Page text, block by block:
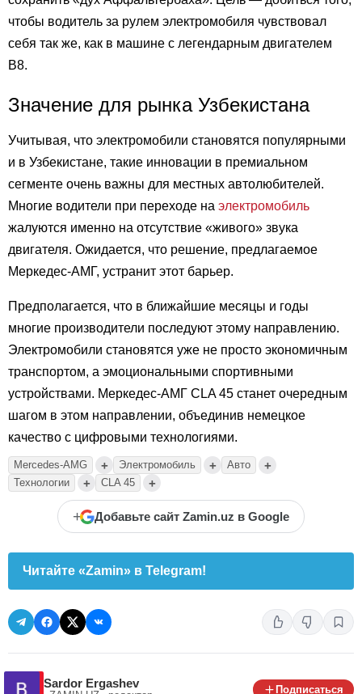
чтобы водитель за рулем электромобиля чувствовал
себя так же, как в машине с легендарным двигателем
В8.
Значение для рынка Узбекистана
Учитывая, что электромобили становятся популярными
и в Узбекистане, такие инновации в премиальном
сегменте очень важны для местных автолюбителей.
Многие водители при переходе на электромобиль
жалуются именно на отсутствие «живого» звука
двигателя. Ожидается, что решение, предлагаемое
Меркедес-АМГ, устранит этот барьер.
Предполагается, что в ближайшие месяцы и годы
многие производители последуют этому направлению.
Электромобили становятся уже не просто экономичным
транспортом, а эмоциональными спортивными
устройствами. Меркедес-АМГ CLA 45 станет очередным
шагом в этом направлении, объединив немецкое
качество с цифровыми технологиями.
Mercedes-AMG + Электромобиль + Авто +
Технологии + CLA 45 +
+ Добавьте сайт Zamin.uz в Google
Читайте «Zamin» в Telegram!
Sardor Ergashev Подписаться